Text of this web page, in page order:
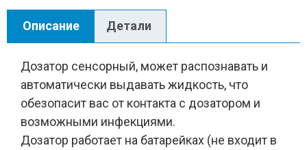
Описание Детали
Дозатор сенсорный, может распознавать и
автоматически выдавать жидкость, что
обезопасит вас от контакта с дозатором и
возможными инфекциями.
Дозатор работает на батарейках (не входит в